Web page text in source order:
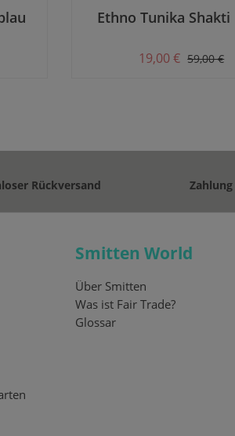
Ethno Tunika
19,00 € 59,00 €
Rückversand
Smitten World
Über Smitten
Was ist Fair Trade?
Glossar